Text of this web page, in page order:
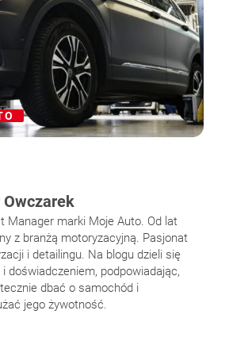
– do czego służą i jak ich
– jakie są obecne
napełnianie klimatyzacji
utrzymać ich dobrą
Manager marki Moje Auto. Od lat
z branżą motoryzacyjną. Pasjonat
i detailingu. Na blogu dzieli się
i doświadczeniem, podpowiadając,
dbać o samochód i
jego żywotność.